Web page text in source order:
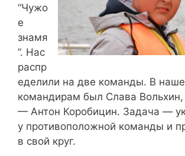
“Чужо
е
знамя
”. Нас
распр
еделили на две команды. В
командирам был Слава Вольхин,
— Антон Коробицин. Задача —
у противоположной команды и
в свой круг.